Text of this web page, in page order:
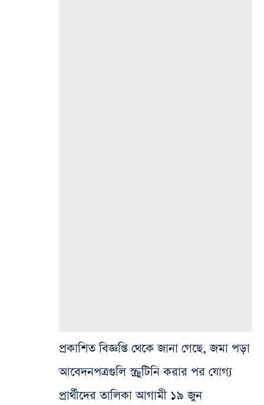
প্রকাশিত বিজ্ঞপ্তি থেকে জানা গেছে, জমা পড়া
আবেদনপত্রগুলি স্ক্রুটিনি করার পর যোগ্য
প্রার্থীদের তালিকা আগামী ১৯ জুন